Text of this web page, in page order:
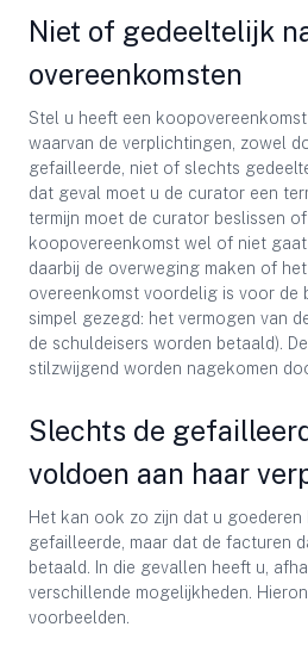
Niet of gedeeltelijk
overeenkomsten
Stel u heeft een
waarvan de verplichtingen, zowel
gefailleerde, niet of slechts
dat geval moet u de curator een
termijn moet de curator beslissen
koopovereenkomst wel of niet gaat
daarbij de overweging maken of
overeenkomst voordelig is voor de
simpel gezegd: het vermogen van
de schuldeisers worden betaald).
stilzwijgend worden nagekomen
Slechts de
voldoen aan haar
Het kan ook zo zijn dat u goederen
gefailleerde, maar dat de facturen
betaald. In die gevallen heeft u,
verschillende mogelijkheden.
voorbeelden.